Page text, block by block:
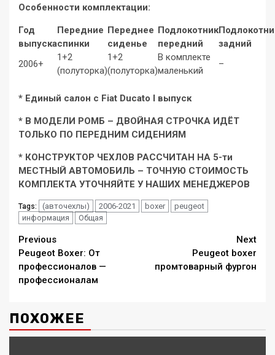
Особенности комплектации:
Год
выпуска
Передние
спинки
Переднее
сиденье
Подлокотник
передний
задний
2006+
1+2
(полуторка)
1+2
(полуторка)
В комплекте
маленький
–
* Единый салон с Fiat Ducato I выпуск
* В МОДЕЛИ РОМБ – ДВОЙНАЯ СТРОЧКА ИДЁТ
ТОЛЬКО ПО ПЕРЕДНИМ СИДЕНИЯМ
* КОНСТРУКТОР ЧЕХЛОВ РАССЧИТАН НА 5-ти
МЕСТНЫЙ АВТОМОБИЛЬ – ТОЧНУЮ СТОИМОСТЬ
КОМПЛЕКТА УТОЧНЯЙТЕ У НАШИХ МЕНЕДЖЕРОВ
Tags: (авточехлы) 2006-2021 boxer
peugeot
информация
Общая
Continue
Reading
Previous
Peugeot Boxer: От
профессионалов —
профессионалам
Next
Peugeot boxer
промтоварный фургон
ПОХОЖЕЕ